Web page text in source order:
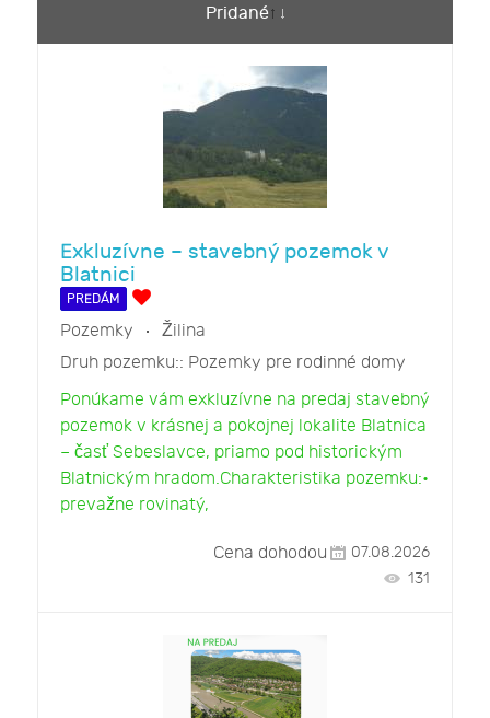
Pridané
Exkluzívne – stavebný pozemok v
Blatnici
PREDÁM
Pozemky
Žilina
Druh pozemku:: Pozemky pre rodinné domy
Ponúkame vám exkluzívne na predaj stavebný
pozemok v krásnej a pokojnej lokalite Blatnica
– časť Sebeslavce, priamo pod historickým
Blatnickým hradom.Charakteristika pozemku:•
prevažne rovinatý,
Cena dohodou
07.08.2026
131